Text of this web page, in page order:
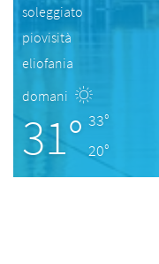
soleggiato
piovisità
eliofania
domani
31° 33°
20°